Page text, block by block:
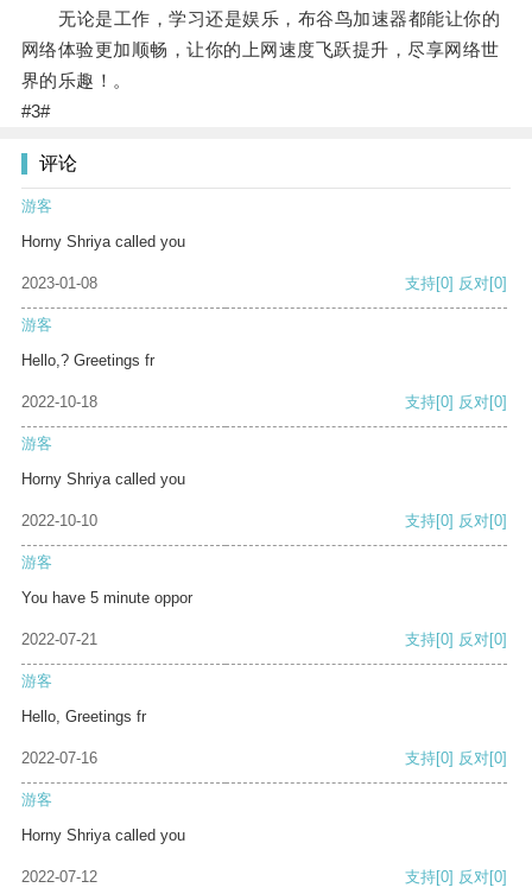
无论是工作，学习还是娱乐，布谷鸟加速器都能让你的
网络体验更加顺畅，让你的上网速度飞跃提升，尽享网络世
界的乐趣！。
#3#
评论
游客
Horny Shriya called you
2023-01-08 支持[0] 反对[0]
游客
Hello,? Greetings fr
2022-10-18 支持[0] 反对[0]
游客
Horny Shriya called you
2022-10-10 支持[0] 反对[0]
游客
You have 5 minute oppor
2022-07-21 支持[0] 反对[0]
游客
Hello, Greetings fr
2022-07-16 支持[0] 反对[0]
游客
Horny Shriya called you
2022-07-12 支持[0] 反对[0]